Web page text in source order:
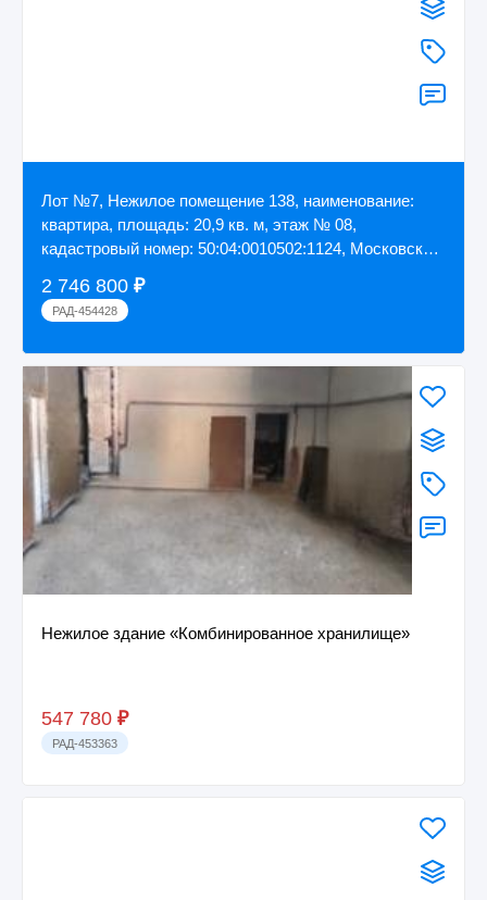
Лот №7, Нежилое помещение 138, наименование:
квартира, площадь: 20,9 кв. м, этаж № 08,
кадастровый номер: 50:04:0010502:1124, Московская
2 746 800 ₽
РАД-454428
Нежилое здание «Комбинированное хранилище»
547 780 ₽
РАД-453363